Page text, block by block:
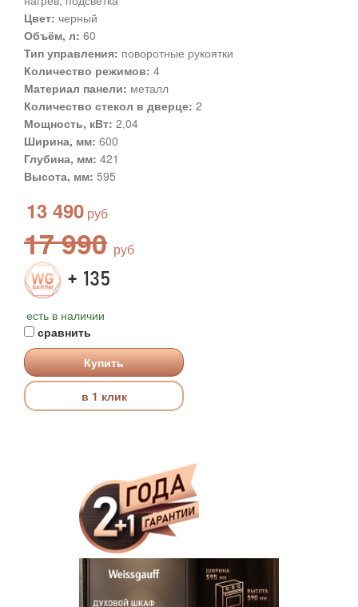
Цвет: черный
Объём, л: 60
Тип управления: поворотные рукоятки
Количество режимов: 4
Материал панели: металл
Количество стекол в дверце: 2
Мощность, кВт: 2,04
Ширина, мм: 600
Глубина, мм: 421
Высота, мм: 595
13 490
17 990
+ 135
есть в наличии
сравнить
Купить
в 1 клик